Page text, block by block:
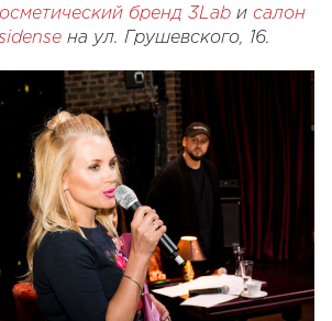
бренд 3Lab и салон
на ул. Грушевского, 16.